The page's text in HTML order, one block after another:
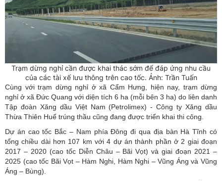
Trạm dừng nghỉ cần được khai thác sớm để đáp ứng nhu cầu
của các tài xế lưu thông trên cao tốc. Ảnh: Trần Tuấn
Cùng với trạm dừng nghỉ ở xã Cẩm Hưng, hiện nay, trạm dừng
nghỉ ở xã Đức Quang với diện tích 6 ha (mỗi bên 3 ha) do liên danh
Tập đoàn Xăng dầu Việt Nam (Petrolimex) - Công ty Xăng dầu
Thừa Thiên Huế trúng thầu cũng đang được triển khai thi công.
Dự án cao tốc Bắc – Nam phía Đông đi qua địa bàn Hà Tĩnh có
tổng chiều dài hơn 107 km với 4 dự án thành phần ở 2 giai đoạn
2017 – 2020 (cao tốc Diễn Châu – Bãi Vọt) và giai đoạn 2021 –
2025 (cao tốc Bãi Vọt – Hàm Nghi, Hàm Nghi – Vũng Áng và Vũng
Áng – Bùng).